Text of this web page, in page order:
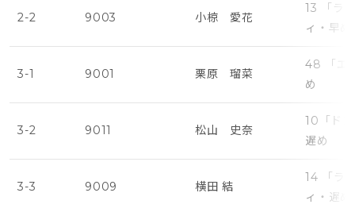
2-2 9003 小椋 愛花
13 「ラ
ィ・早め
3-1 9001 栗原 瑠菜
48 「エ
め
3-2 9011 松山 史奈
10「ド
遅め
3-3 9009 横田 結
14 「ラ
ィ・遅め